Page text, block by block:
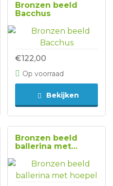
Bronzen beeld
Bacchus
€122,00
Op voorraad
Bekijken
Bronzen beeld
ballerina met